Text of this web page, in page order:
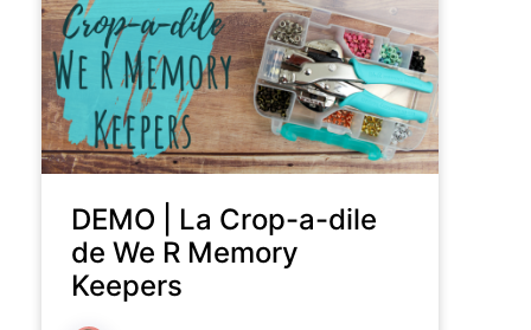
DEMO | La Crop-a-dile
de We R Memory
Keepers